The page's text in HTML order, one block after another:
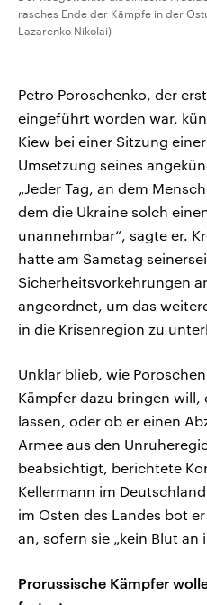
rasches Ende der Kämpfe in der
Lazarenko Nikolai)
Petro Poroschenko, der
eingeführt worden war,
Kiew bei einer Sitzung
Umsetzung seines
„Jeder Tag, an dem
dem die Ukraine solch
unannehmbar“, sagte er.
hatte am Samstag
Sicherheitsvorkehrungen
angeordnet, um das
in die Krisenregion zu
Unklar blieb, wie
Kämpfer dazu bringen will,
lassen, oder ob er einen
Armee aus den
beabsichtigt, berichtete
Kellermann im
im Osten des Landes bot
an, sofern sie „kein Blut an
Prorussische Kämpfer